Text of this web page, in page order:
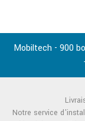
Mobiltech - 900
Notre service